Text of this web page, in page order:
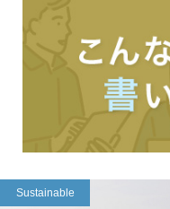
Sustainable